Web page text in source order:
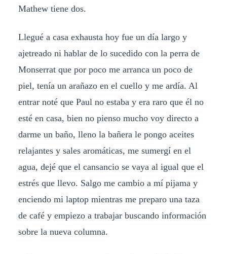
Mathew tiene dos.
Llegué a casa exhausta hoy fue un día largo y
ajetreado ni hablar de lo sucedido con la perra de
Monserrat que por poco me arranca un poco de
piel, tenía un arañazo en el cuello y me ardía. Al
entrar noté que Paul no estaba y era raro que él no
esté en casa, bien no pienso mucho voy directo a
darme un baño, lleno la bañera le pongo aceites
relajantes y sales aromáticas, me sumergí en el
agua, dejé que el cansancio se vaya al igual que el
estrés que llevo. Salgo me cambio a mí pijama y
enciendo mi laptop mientras me preparo una taza
de café y empiezo a trabajar buscando información
sobre la nueva columna.